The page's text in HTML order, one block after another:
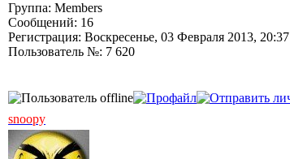
Группа: Members
Сообщений: 16
Регистрация: Воскресенье, 03 Февраля 2013, 20:37
Пользователь №: 7 620
snoopy